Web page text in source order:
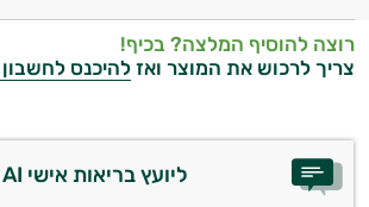
אביזרי
טיפוח
מהשמש
רוצה להוסיף המלצה? בכיף!
צריך לרכוש את המוצר ואזלהיכנס
ליועץ בריאות אישי AI